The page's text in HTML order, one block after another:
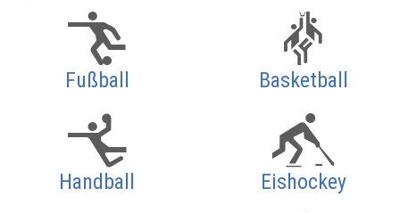
Fußball Basketball
Handball Eishockey